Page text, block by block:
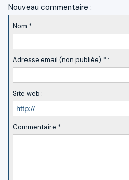
Nouveau commentaire :
Nom * :
Adresse email (non publiée) * :
Site web :
Commentaire * :